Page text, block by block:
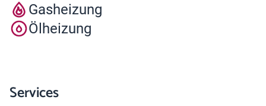
Gasheizung
Ölheizung
Services